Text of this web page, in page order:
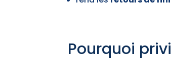
Pourquoi